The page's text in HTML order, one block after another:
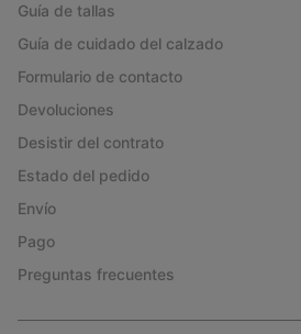
Guía de tallas
Guía de cuidado del calzado
Formulario de contacto
Devoluciones
Desistir del contrato
Estado del pedido
Envío
Pago
Preguntas frecuentes